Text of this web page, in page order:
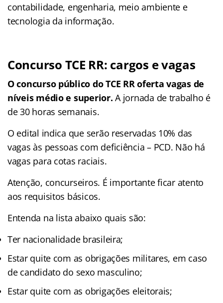
contabilidade, engenharia, meio ambiente e
tecnologia da informação.
Concurso TCE RR: cargos e vagas
O concurso público do TCE RR oferta vagas de
níveis médio e superior.A jornada de trabalho é
de 30 horas semanais.
O edital indica que serão reservadas 10% das
vagas às pessoas com deficiência – PCD. Não há
vagas para cotas raciais.
Atenção, concurseiros. É importante ficar atento
aos requisitos básicos.
Entenda na lista abaixo quais são:
Ter nacionalidade brasileira;
Estar quite com as obrigações militares, em caso
de candidato do sexo masculino;
Estar quite com as obrigações eleitorais;